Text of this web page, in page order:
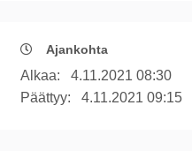
Ajankohta
Alkaa: 4.11.2021 08:30
Päättyy: 4.11.2021 09:15